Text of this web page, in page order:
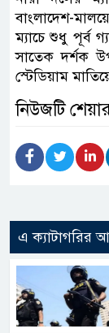
বাংলাদেশ-
ম্যাচে শুধু পূর্ব
সাতেক দর্শক
স্টেডিয়াম
নিউজটি
এ ক্যাটাগরির